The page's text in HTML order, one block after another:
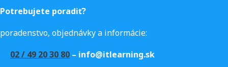
Potrebujete poradiť?
poradenstvo, objednávky a informácie:
02 / 49 20 30 80 – info@itlearning.sk